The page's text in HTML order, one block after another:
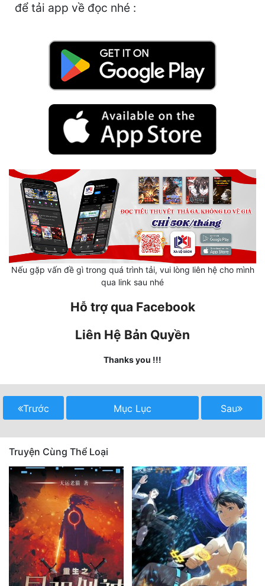
Huyền Nghi
Khoa Huyễn Không Gian
Kinh Dị
Kiếm Hiệp
Kỳ Huyễn
Linh Dị
Ngôn Tình
Ngược
Nữ Phụ
Phong Thủy - Tâm Linh
Phương Tây
Phản Phái
Quan Trường
để tải app về đọc nhé :
Nếu gặp vấn đề gì trong quá trình tải, vui lòng liên hệ cho mình
qua link sau nhé
Hỗ trợ qua Facebook
Liên Hệ Bản Quyền
Thanks you !!!
Trước Mục Lục Sau
Truyện Cùng Thể Loại